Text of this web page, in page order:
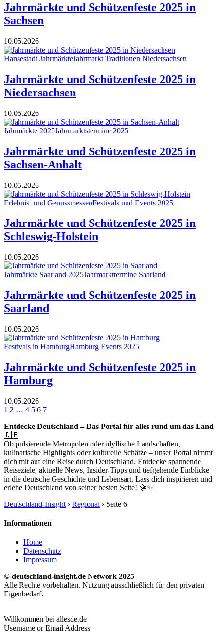
Jahrmärkte und Schützenfeste 2025 in
Sachsen
10.05.2026
Hansestadt JahrmärkteJahrmarkt Traditionen Niedersachsen
Jahrmärkte und Schützenfeste 2025 in
Niedersachsen
10.05.2026
Jahrmärkte 2025Jahrmarktstermine 2025
Jahrmärkte und Schützenfeste 2025 in
Sachsen-Anhalt
10.05.2026
Erlebnis- und GenussmessenFestivals und Events 2025
Jahrmärkte und Schützenfeste 2025 in
Schleswig-Holstein
10.05.2026
Jahrmärkte Saarland 2025Jahrmarkttermine Saarland
Jahrmärkte und Schützenfeste 2025 in
Saarland
10.05.2026
Festivals in HamburgHamburg Events 2025
Jahrmärkte und Schützenfeste 2025 in
Hamburg
10.05.2026
1 2 … 4 5 6 7
Entdecke Deutschland – Das Portal für alles rund um das Land
🇩🇪
Ob pulsierende Metropolen oder idyllische Landschaften,
kulinarische Highlights oder kulturelle Schätze – unser Portal nimmt
dich mit auf eine Reise durch Deutschland. Entdecke spannende
Reiseziele, aktuelle News, Insider-Tipps und tiefgehende Einblicke
in die deutsche Geschichte und Lebensart. Lass dich inspirieren und
erlebe Deutschland von seiner besten Seite! 🚀✨
Deutschland-Insight › Regional › Seite 6
Informationen
Home
Datenschutz
Impressum
© deutschland-insight.de Network 2025
Alle Rechte vorbehalten. Nutzung ausschließlich für den privaten
Eigenbedarf.
Willkommen bei allesde.de
Username or Email Address